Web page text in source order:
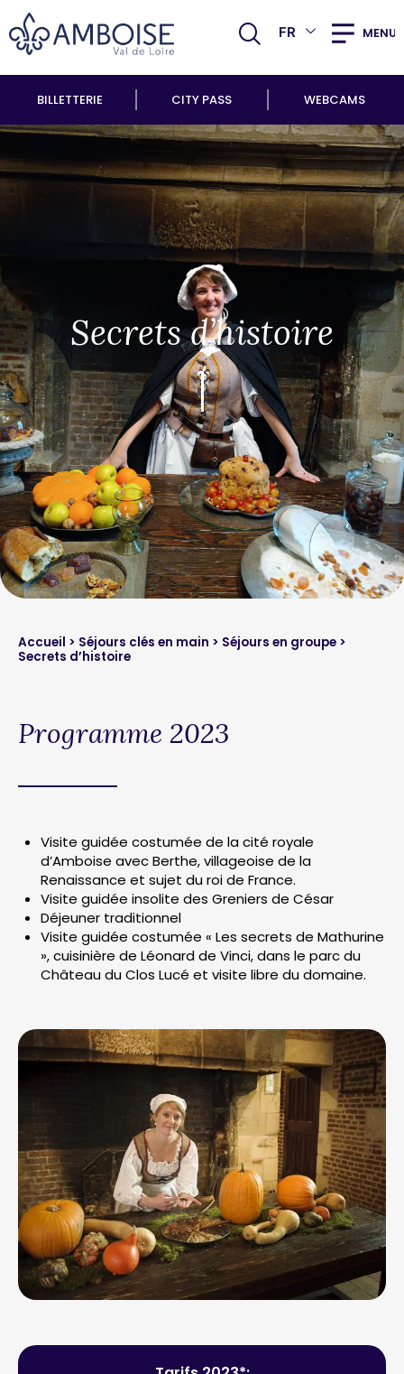
FR MENU
BILLETTERIE CITY PASS WEBCAMS
Secrets d’histoire
Accueil > Séjours clés en main > Séjours en groupe >
Secrets d’histoire
Programme 2023
Visite guidée costumée de la cité royale
d’Amboise avec Berthe, villageoise de la
Renaissance et sujet du roi de France.
Visite guidée insolite des Greniers de César
Déjeuner traditionnel
Visite guidée costumée « Les secrets de Mathurine
», cuisinière de Léonard de Vinci, dans le parc du
Château du Clos Lucé et visite libre du domaine.